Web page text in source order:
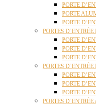
PORTE
PORTE
PORTE
PORTES D’ENTRÉE
PORTE
PORTE
PORTE
PORTES D’ENTRÉE
PORTE
PORTE
PORTE
PORTES